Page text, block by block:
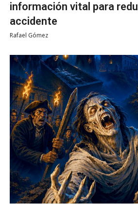
información vital para
accidente
Rafael Gómez